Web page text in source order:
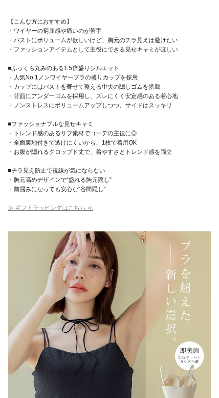
【こんな方におすすめ】
・ワイヤーの窮屈感や痛いのが苦手
・バストにボリュームが欲しいけど、胸元のチラ見えは避けたい
・ファッションアイテムとして主役にできる見せキャミがほしい
■ふっくら丸みのある1.5倍盛りシルエット
・人気No.1ノンワイヤーブラの盛りカップを採用
・カップにはバストを寄せて整える中央の隠しゴムを搭載
・背面にアンダーゴムを採用し、ズレにくく安定感のある着心地
・ノンストレスにボリュームアップしつつ、サイドはスッキリ
■ファッショナブルな見せキャミ
・トレンド感のあるリブ素材でコーデの主役に◎
・全面裏地付きで透けにくいから、1枚で着用OK
・お腹が隠れるクロップド丈で、着やすさとトレンド感を両立
■チラ見え防止で視線が気にならない
・胸元高めデザインで“盛れる胸元隠し”
・前屈みになっても安心な“谷間隠し”
≫ ギフトラッピングはこちら ≪